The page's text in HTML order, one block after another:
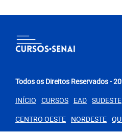
PARA VOCÊ
EaD)
Todos os Direitos Reservados -
INÍCIO CURSOS EAD SUDESTE
CENTRO OESTE NORDESTE